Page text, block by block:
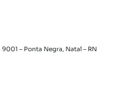
– Ponta Negra, Natal – RN